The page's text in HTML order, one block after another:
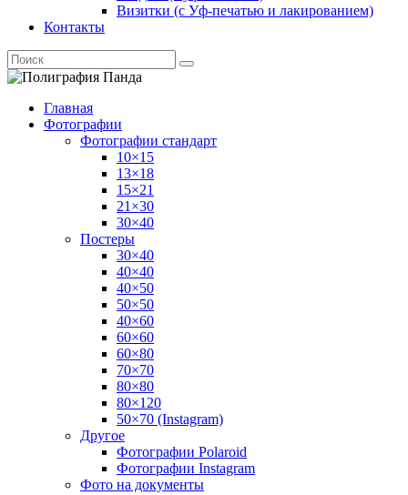
Визитки (с Уф-печатью и лакированием)
Контакты
Главная
Фотографии
Фотографии стандарт
10×15
13×18
15×21
21×30
30×40
Постеры
30×40
40×40
40×50
50×50
40×60
60×60
60×80
70×70
80×80
80×120
50×70 (Instagram)
Другое
Фотографии Polaroid
Фотографии Instagram
Фото на документы